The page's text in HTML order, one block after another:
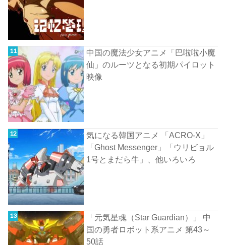
中国の魔法少女アニメ「巴啦啦小魔
仙」のルーツとなる初期パイロット
映像
気になる韓国アニメ 「ACRO-X」
「Ghost Messenger」「ウリビョル
1号とまだら牛」、他いろいろ
「元気星魂（Star Guardian）」 中
国の勇者ロボット系アニメ 第43～
50話